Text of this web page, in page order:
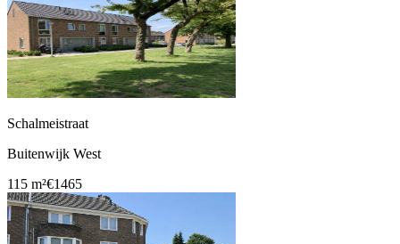
Schalmeistraat
Buitenwijk West
115 m²€1465